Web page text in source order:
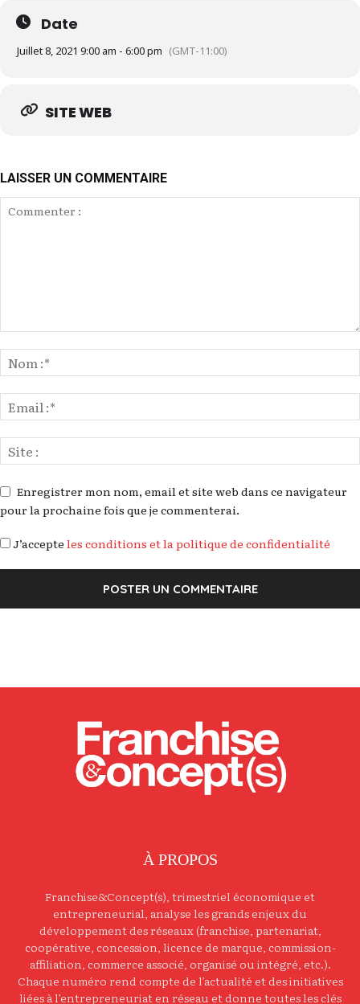
Des exposants qui répondent à vos questions en direct.
Pour accéder au salon et aux conférences,
gratuitementle site du Salon SME Online.
Date
Juillet 8, 2021 9:00 am - 6:00 pm (GMT-11:00)
SITE WEB
LAISSER UN COMMENTAIRE
Enregistrer mon nom, email et site web dans ce navigateur
pour la prochaine fois que je commenterai.
J’accepte les conditions et la politique de confidentialité
À PROPOS
Franchise&Concept(s), trimestriel économique et
entrepreneurial, analyse les grands enjeux du
développement des réseaux (franchise, partenariat,
coopérative, concession, licence de marque, commission-
affiliation, commerce associé, organisé ou intégré, etc.).
Chaque numéro rend compte de l’actualité et des initiatives
liées à l’entrepreneuriat en réseau et donne toutes les clés